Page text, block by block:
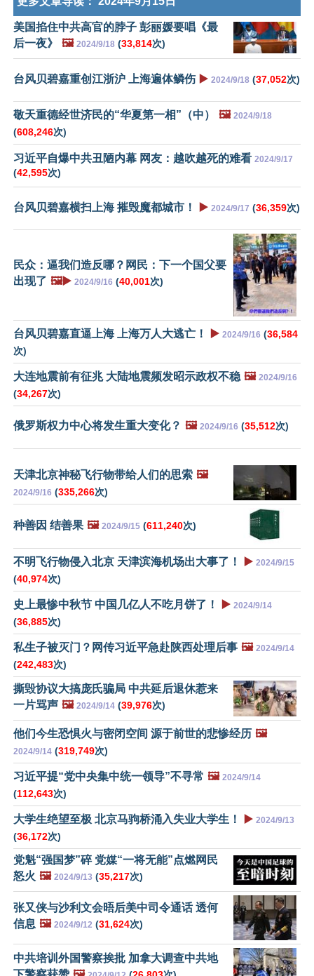
美国掐住中共高官的脖子 彭丽媛要唱《最
后一夜》
🖼️ 2024/9/18 (33,814次)
台风贝碧嘉重创江浙沪 上海遍体鳞伤 ▶️ 2024/9/18 (37,052次)
敬天重德经世济民的“华夏第一相”（中） 🖼️ 2024/9/18
(608,246次)
习近平自爆中共丑陋内幕 网友：越吹越死的难看 2024/9/17
(42,595次)
台风贝碧嘉横扫上海 摧毁魔都城市！ ▶️ 2024/9/17 (36,359次)
民众：逼我们造反哪？网民：下一个国父要
出现了 🖼️▶️ 2024/9/16 (40,001次)
台风贝碧嘉直逼上海 上海万人大逃亡！ ▶️ 2024/9/16 (36,584
次)
大连地震前有征兆 大陆地震频发昭示政权不稳 🖼️ 2024/9/16
(34,267次)
俄罗斯权力中心将发生重大变化？ 🖼️ 2024/9/16 (35,512次)
天津北京神秘飞行物带给人们的思索 🖼️
2024/9/16 (335,266次)
种善因 结善果 🖼️ 2024/9/15 (611,240次)
不明飞行物侵入北京 天津滨海机场出大事了！ ▶️ 2024/9/15
(40,974次)
史上最惨中秋节 中国几亿人不吃月饼了！ ▶️ 2024/9/14
(36,885次)
私生子被灭门？网传习近平急赴陕西处理后事 🖼️ 2024/9/14
(242,483次)
撕毁协议大搞庞氏骗局 中共延后退休惹来
一片骂声 🖼️ 2024/9/14 (39,976次)
他们今生恐惧火与密闭空间 源于前世的悲惨经历 🖼️
2024/9/14 (319,749次)
习近平提“党中央集中统一领导”不寻常 🖼️ 2024/9/14
(112,643次)
大学生绝望至极 北京马驹桥涌入失业大学生！ ▶️ 2024/9/13
(36,172次)
党魁“强国梦”碎 党媒“一将无能”点燃网民
怒火 🖼️ 2024/9/13 (35,217次)
张又侠与沙利文会晤后美中司令通话 透何
信息 🖼️ 2024/9/12 (31,624次)
中共培训外国警察挨批 加拿大调查中共地